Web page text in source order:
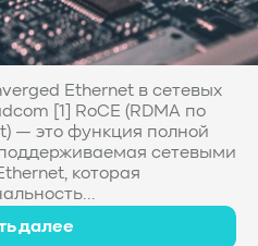
Ethernet в сетевых
[1] RoCE (RDMA по
— это функция полной
сетевыми
которая
далее